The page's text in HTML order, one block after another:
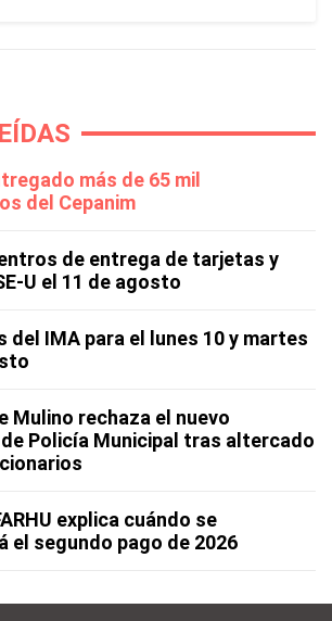
más de 65 mil
del Cepanim
de entrega de tarjetas y
U el 11 de agosto
del IMA para el lunes 10 y martes
Mulino rechaza el nuevo
Policía Municipal tras altercado
explica cuándo se
el segundo pago de 2026